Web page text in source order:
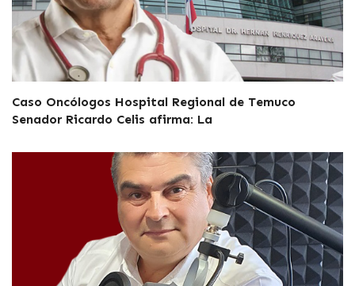
Caso Oncólogos Hospital Regional de Temuco
Senador Ricardo Celis afirma: La